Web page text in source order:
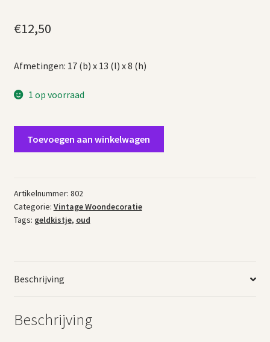
€12,50
Afmetingen: 17 (b) x 13 (l) x 8 (h)
1 op voorraad
aantal
Toevoegen aan winkelwagen
Artikelnummer: 802
Categorie: Vintage Woondecoratie
Tags: geldkistje, oud
Beschrijving
Beschrijving